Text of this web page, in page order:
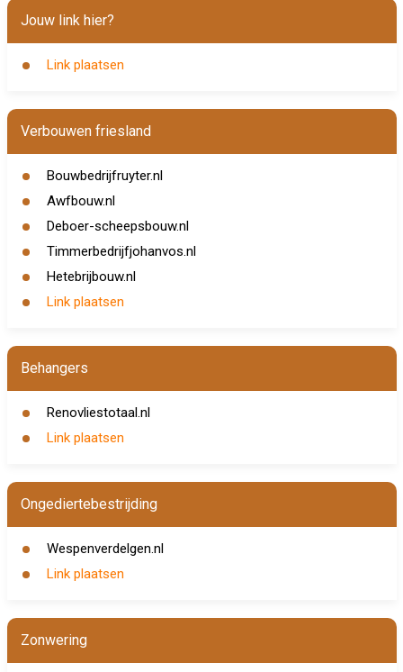
Jouw link hier?
Link plaatsen
Verbouwen friesland
Bouwbedrijfruyter.nl
Awfbouw.nl
Deboer-scheepsbouw.nl
Timmerbedrijfjohanvos.nl
Hetebrijbouw.nl
Link plaatsen
Behangers
Renovliestotaal.nl
Link plaatsen
Ongediertebestrijding
Wespenverdelgen.nl
Link plaatsen
Zonwering